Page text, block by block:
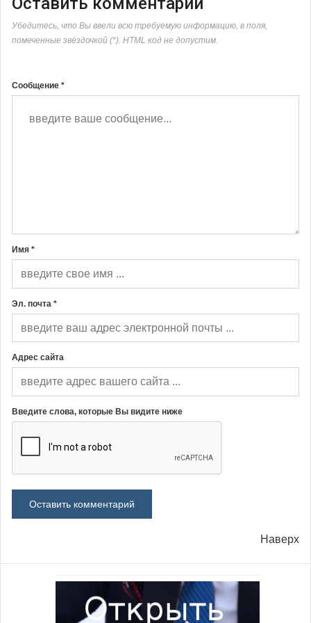
Убедитесь, что Вы ввели всю требуемую информацию, в поля,
помеченные звёздочкой (*). HTML код не допустим.
Сообщение *
Имя *
Эл. почта *
Адрес сайта
Введите слова, которые Вы видите ниже
Наверх